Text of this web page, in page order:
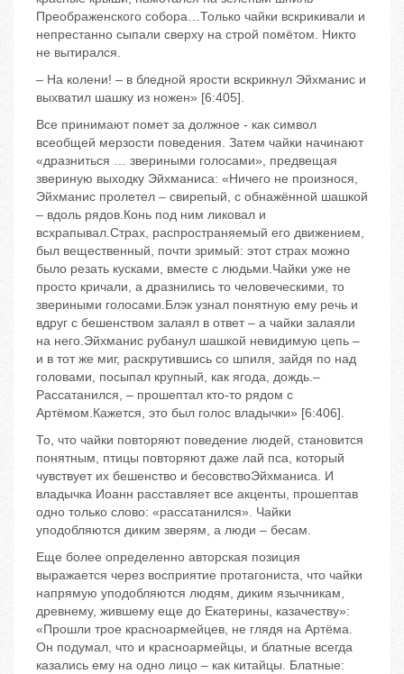
Преображенского собора…Только чайки вскрикивали и
непрестанно сыпали сверху на строй помётом. Никто
не вытирался.
– На колени! – в бледной ярости вскрикнул Эйхманис и
выхватил шашку из ножен» [6:405].
Все принимают помет за должное - как символ
всеобщей мерзости поведения. Затем чайки начинают
«дразниться … звериными голосами», предвещая
звериную выходку Эйхманиса: «Ничего не произнося,
Эйхманис пролетел – свирепый, с обнажённой шашкой
– вдоль рядов.Конь под ним ликовал и
всхрапывал.Страх, распространяемый его движением,
был вещественный, почти зримый: этот страх можно
было резать кусками, вместе с людьми.Чайки уже не
просто кричали, а дразнились то человеческими, то
звериными голосами.Блэк узнал понятную ему речь и
вдруг с бешенством залаял в ответ – а чайки залаяли
на него.Эйхманис рубанул шашкой невидимую цепь –
и в тот же миг, раскрутившись со шпиля, зайдя по над
головами, посыпал крупный, как ягода, дождь.–
Рассатанился, – прошептал кто-то рядом с
Артёмом.Кажется, это был голос владычки» [6:406].
То, что чайки повторяют поведение людей, становится
понятным, птицы повторяют даже лай пса, который
чувствует их бешенство и бесовствоЭйхманиса. И
владычка Иоанн расставляет все акценты, прошептав
одно только слово: «рассатанился». Чайки
уподобляются диким зверям, а люди – бесам.
Еще более определенно авторская позиция
выражается через восприятие протагониста, что чайки
напрямую уподобляются людям, диким язычникам,
древнему, жившему еще до Екатерины, казачеству»:
«Прошли трое красноармейцев, не глядя на Артёма.
Он подумал, что и красноармейцы, и блатные всегда
казались ему на одно лицо – как китайцы. Блатные: